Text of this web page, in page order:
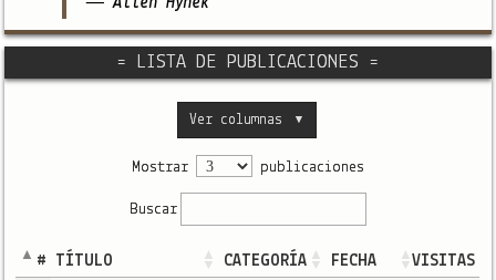
= LISTA DE PUBLICACIONES =
Ver columnas ▼
Mostrar publicaciones
Buscar
# TÍTULO CATEGORÍA FECHA VISITAS